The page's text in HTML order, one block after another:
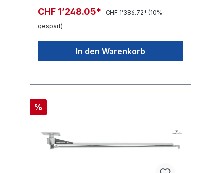
CHF 1’248.05* CHF 1’386.72* (10%
gespart)
In den Warenkorb
%